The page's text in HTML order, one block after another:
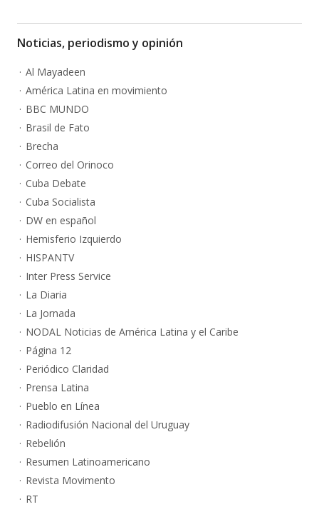
Noticias, periodismo y opinión
Al Mayadeen
América Latina en movimiento
BBC MUNDO
Brasil de Fato
Brecha
Correo del Orinoco
Cuba Debate
Cuba Socialista
DW en español
Hemisferio Izquierdo
HISPANTV
Inter Press Service
La Diaria
La Jornada
NODAL Noticias de América Latina y el Caribe
Página 12
Periódico Claridad
Prensa Latina
Pueblo en Línea
Radiodifusión Nacional del Uruguay
Rebelión
Resumen Latinoamericano
Revista Movimento
RT